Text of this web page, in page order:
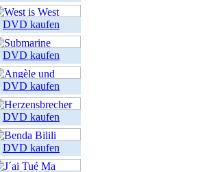
DVD kaufen
DVD kaufen
DVD kaufen
DVD kaufen
DVD kaufen